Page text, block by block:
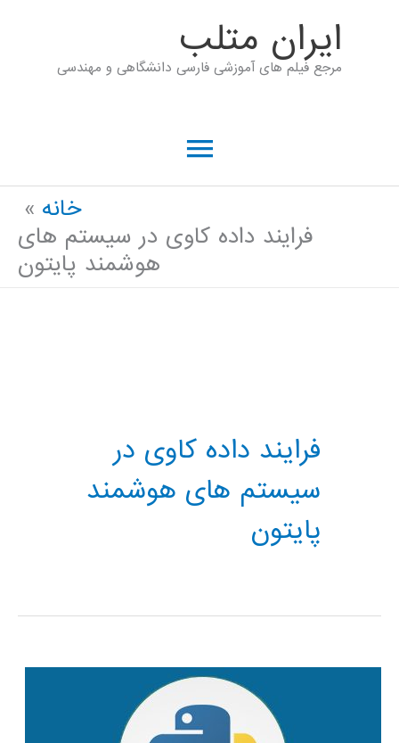
ايران متلب
مرجع فیلم های آموزشی فارسی دانشگاهی و مهندسی
فهرست
خانه
فرایند داده کاوی در سیستم های
هوشمند پایتون
فرایند داده کاوی در
سیستم های هوشمند
پایتون